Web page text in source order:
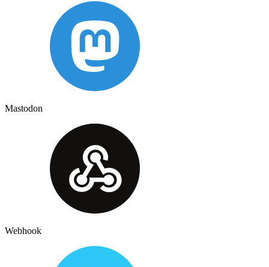
Mastodon
Webhook